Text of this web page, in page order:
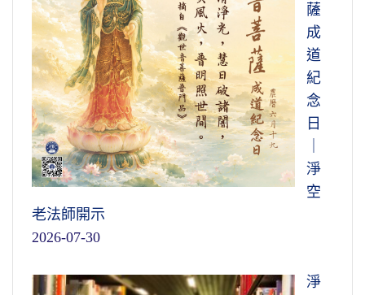
薩
成
道
紀
念
日
淨
空
老法師開示
2026-07-30
淨